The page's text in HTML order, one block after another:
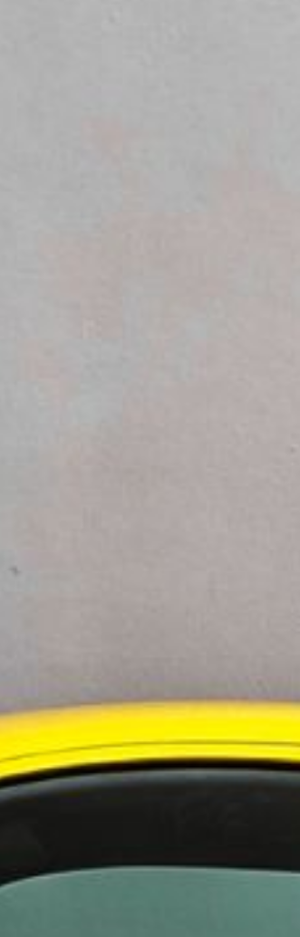
sällsynta, där endast en
personbilar i landet. Totalt finns
rapporterar vid
neutralt färgad. Idag har två
gröna och orange bilar. Detta har
om gröna och orangea bilar
säger hon.
Norden